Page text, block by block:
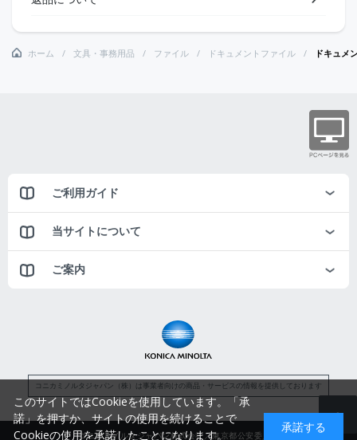
ホーム 文具・事務用品 ファイル ドキュメントファイル ドキュ
ご利用ガイド
当サイトについて
ご案内
コニカミノルタジャパン（株）は事業者向けの商品・サービスの情報を提供しております
コニカミノルタジャパン株式会社／東京都公安委員会
このサイトではCookieを使用しています。「承
諾」を押すか、サイトの使用を続けることで
Cookieの使用を承諾したことになります。
承諾する